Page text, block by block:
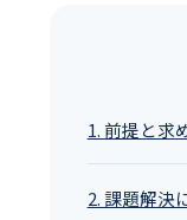
1. 前提と求
2. 課題解決